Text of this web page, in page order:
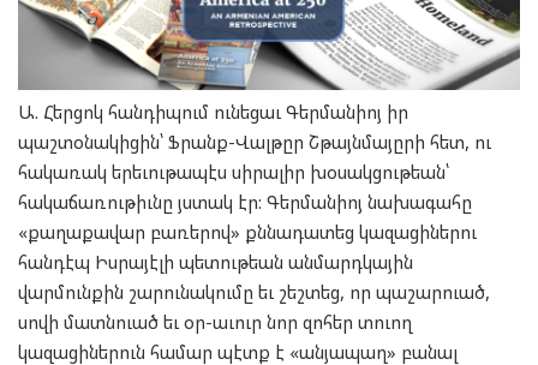
Ա. Հերցոկ հանդիպում ունեցաւ Գերմանիոյ իր
պաշտօնակիցին՝ Ֆրանք-Վալթըր Շթայնմայըրի հետ, ու
հակառակ երեւութապէս սիրալիր խօսակցութեան՝
հակաճառութիւնը յստակ էր: Գերմանիոյ նախագահը
«քաղաքավար բառերով» քննադատեց կազացիներու
հանդէպ Իսրայէլի պետութեան անմարդկային
վարմունքին շարունակումը եւ շեշտեց, որ պաշարուած,
սովի մատնուած եւ օր-աւուր նոր զոհեր տուող
կազացիներուն համար պէտք է «անյապաղ» բանալ